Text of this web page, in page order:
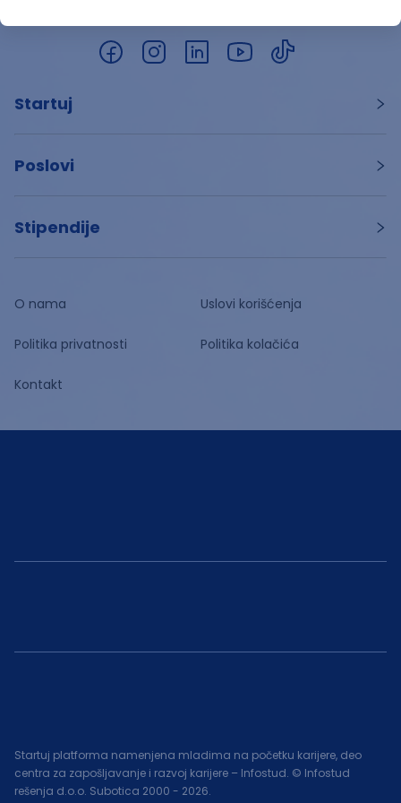
Startuj
Poslovi
Stipendije
O nama Uslovi korišćenja
Politika privatnosti Politika kolačića
Kontakt
Startuj platforma namenjena mladima na početku karijere, deo
centra za zapošljavanje i razvoj karijere – Infostud. © Infostud
rešenja d.o.o. Subotica 2000 - 2026.